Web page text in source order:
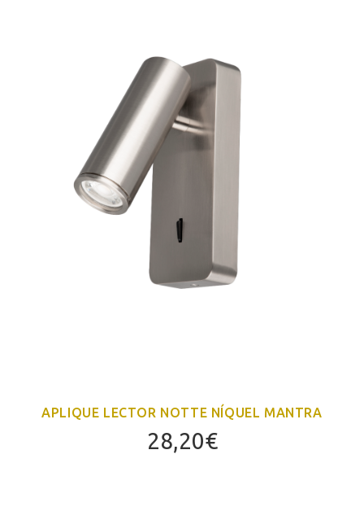
APLIQUE LECTOR NOTTE NÍQUEL MANTRA
28,20€